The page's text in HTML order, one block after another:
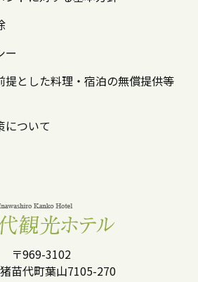
ー
提とした料理・宿泊の無償提供等
について
〒969-3102
苗代町葉山7105-270